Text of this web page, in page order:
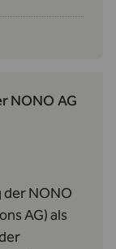
NONO AG
NONO
AG) als